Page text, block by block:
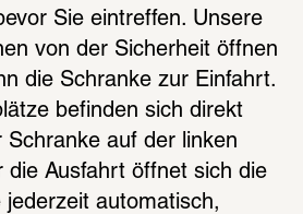
Sie eintreffen. Unsere
von der Sicherheit öffnen
die Schranke zur Einfahrt.
befinden sich direkt
Schranke auf der linken
die Ausfahrt öffnet sich die
jederzeit automatisch,